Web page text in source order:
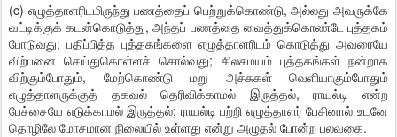
(c) எழுத்தாளரிடமிருந்து பணத்தைப் பெற்றுக்கொண்டு, அல்லது அவருக்கே
வட்டிக்குக் கடன்கொடுத்து, அந்தப் பணத்தை வைத்துக்கொண்டே புத்தகம்
போடுவது; பதிப்பித்த புத்தகங்களை எழுத்தாளரிடம் கொடுத்து அவரையே
விற்பனை செய்துகொள்ளச் சொல்வது; சிலசமயம் புத்தகங்கள் நன்றாக
விற்கும்போதும், மேற்கொண்டு மறு அச்சுகள் வெளியாகும்போதும்
எழுத்தாளருக்குத் தகவல் தெரிவிக்காமல் இருத்தல், ராயல்டி என்ற
பேச்சையே எடுக்காமல் இருத்தல்; ராயல்டி பற்றி எழுத்தாளர் பேசினால் உடனே
தொழிலே மோசமான நிலையில் உள்ளது என்று அழுதல் போன்ற பலவகை.